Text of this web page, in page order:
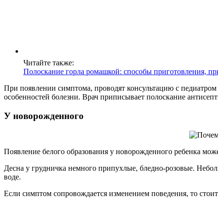
Читайте также:
Полоскание горла ромашкой: способы приготовления,
При появлении симптома, проводят консультацию с
особенностей болезни. Врач приписывает полоскание
У новорожденного
Появление белого образования у новорожденного ребенка
Десна у грудничка немного припухлые, бледно-розовые.
воде.
Если симптом сопровождается изменением поведения, то